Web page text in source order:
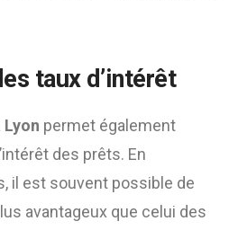
taux d’intérêt
permet également
des prêts. En
il est souvent possible de
avantageux que celui des